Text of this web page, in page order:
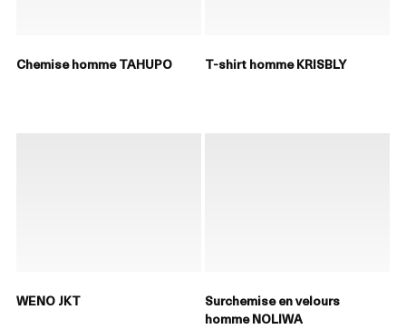
Chemise homme TAHUPO T-shirt homme KRISBLY
WENO JKT
Surchemise en velours
homme NOLIWA